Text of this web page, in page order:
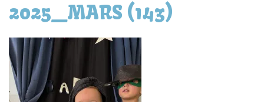
2025_MARS (143)